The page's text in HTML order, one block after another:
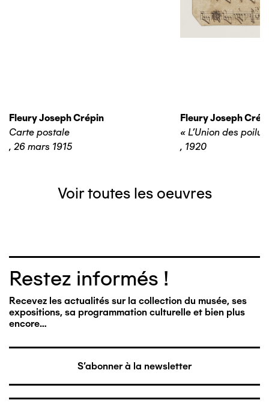
Fleury Joseph Crépin
Carte postale
, 26 mars 1915
Fleury Joseph
« L’Union des
, 1920
Voir toutes les oeuvres
Restez informés !
Recevez les actualités sur la collection du musée, ses
expositions, sa programmation culturelle et bien plus
encore…
S'abonner à la newsletter